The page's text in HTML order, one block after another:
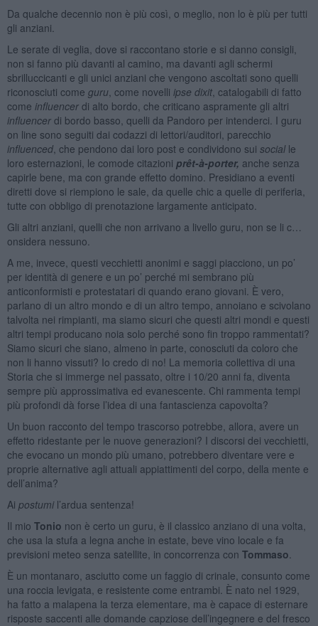
Da qualche decennio non è più così, o meglio, non lo è più per tutti
gli anziani.
Le serate di veglia, dove si raccontano storie e si danno consigli,
non si fanno più davanti al camino, ma davanti agli schermi
sbrilluccicanti e gli unici anziani che vengono ascoltati sono quelli
riconosciuti come guru, come novelli ipse dixit, catalogabili di fatto
come influencerdi alto bordo, che criticano aspramente gli altri
influencerdi bordo basso, quelli da Pandoro per intenderci. I guru
on line sono seguiti dai codazzi di lettori/auditori, parecchio
influenced, che pendono dai loro post e condividono sui socialle
loro esternazioni, le comode citazioni prêt-à-porter, anche senza
capirle bene, ma con grande effetto domino. Presidiano a eventi
diretti dove si riempiono le sale, da quelle chic a quelle di periferia,
tutte con obbligo di prenotazione largamente anticipato.
Gli altri anziani, quelli che non arrivano a livello guru, non se li c…
onsidera nessuno.
A me, invece, questi vecchietti anonimi e saggi piacciono, un po’
per identità di genere e un po’ perché mi sembrano più
anticonformisti e protestatari di quando erano giovani. È vero,
parlano di un altro mondo e di un altro tempo, annoiano e scivolano
talvolta nei rimpianti, ma siamo sicuri che questi altri mondi e questi
altri tempi producano noia solo perché sono fin troppo rammentati?
Siamo sicuri che siano, almeno in parte, conosciuti da coloro che
non li hanno vissuti? Io credo di no! La memoria collettiva di una
Storia che si immerge nel passato, oltre i 10/20 anni fa, diventa
sempre più approssimativa ed evanescente. Chi rammenta tempi
più profondi dà forse l’idea di una fantascienza capovolta?
Un buon racconto del tempo trascorso potrebbe, allora, avere un
effetto ridestante per le nuove generazioni? I discorsi dei vecchietti,
che evocano un mondo più umano, potrebbero diventare vere e
proprie alternative agli attuali appiattimenti del corpo, della mente e
dell’anima?
Ai postumil’ardua sentenza!
Il mio Tonio non è certo un guru, è il classico anziano di una volta,
che usa la stufa a legna anche in estate, beve vino locale e fa
previsioni meteo senza satellite, in concorrenza con Tommaso
È un montanaro, asciutto come un faggio di crinale, consunto come
una roccia levigata, e resistente come entrambi. È nato nel 1929,
ha fatto a malapena la terza elementare, ma è capace di esternare
risposte saccenti alle domande capziose dell’ingegnere e del fresco